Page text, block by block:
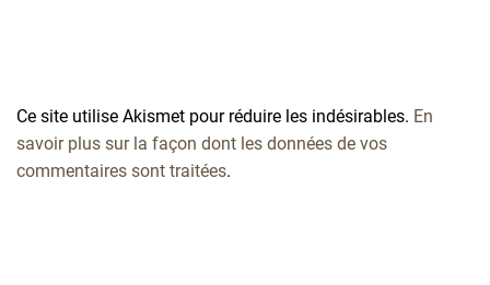
Ce site utilise Akismet pour réduire les indésirables. En
savoir plus sur la façon dont les données de vos
commentaires sont traitées.